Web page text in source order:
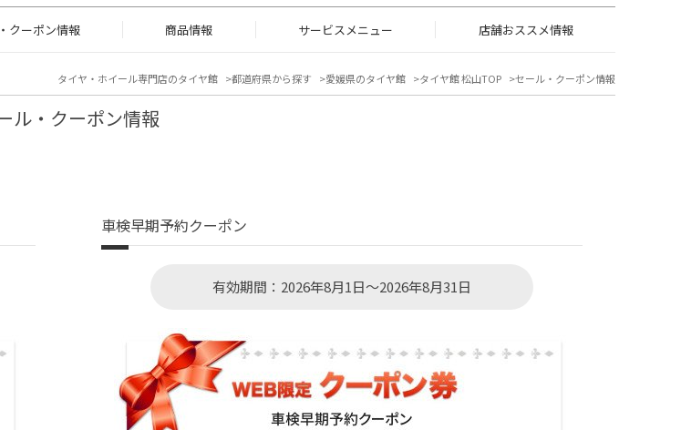
クーポン情報 商品情報 サービスメニュー 店舗おススメ情報
タイヤ・ホイール専門店のタイヤ館 都道府県から探す 愛媛県のタイヤ館 タイヤ館 松山TOP セール・クーポン情報
ル・クーポン情報
車検早期予約クーポン
有効期間：2026年8月1日～2026年8月31日